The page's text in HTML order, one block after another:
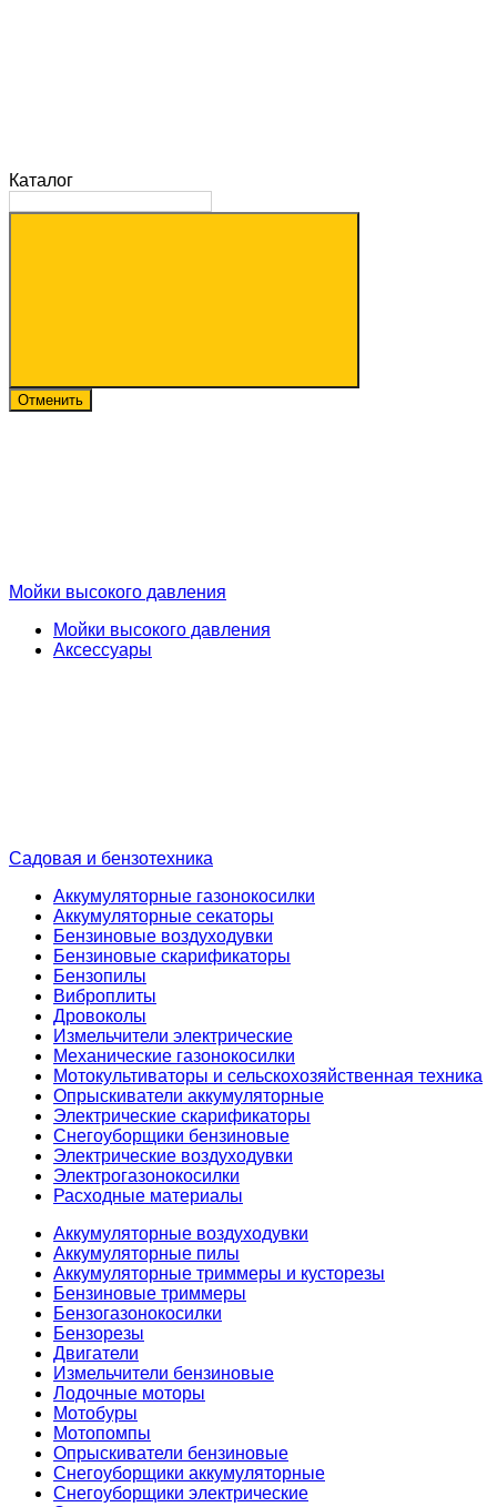
Каталог
Отменить
Мойки высокого давления
Мойки высокого давления
Аксессуары
Садовая и бензотехника
Аккумуляторные газонокосилки
Аккумуляторные секаторы
Бензиновые воздуходувки
Бензиновые скарификаторы
Бензопилы
Виброплиты
Дровоколы
Измельчители электрические
Механические газонокосилки
Мотокультиваторы и сельскохозяйственная техника
Опрыскиватели аккумуляторные
Электрические скарификаторы
Снегоуборщики бензиновые
Электрические воздуходувки
Электрогазонокосилки
Расходные материалы
Аккумуляторные воздуходувки
Аккумуляторные пилы
Аккумуляторные триммеры и кусторезы
Бензиновые триммеры
Бензогазонокосилки
Бензорезы
Двигатели
Измельчители бензиновые
Лодочные моторы
Мотобуры
Мотопомпы
Опрыскиватели бензиновые
Снегоуборщики аккумуляторные
Снегоуборщики электрические